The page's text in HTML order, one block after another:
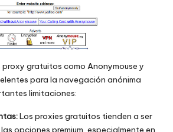
proxy gratuitos como Anonymouse y
para la navegación anónima
limitaciones:
Los proxies gratuitos tienden a ser
opciones premium, especialmente en